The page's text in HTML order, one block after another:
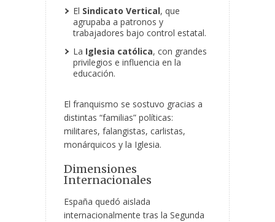
El Sindicato Vertical, que
agrupaba a patronos y
trabajadores bajo control estatal.
La Iglesia católica, con grandes
privilegios e influencia en la
educación.
El franquismo se sostuvo gracias a
distintas “familias” políticas:
militares, falangistas, carlistas,
monárquicos y la Iglesia.
Dimensiones
Internacionales
España quedó aislada
internacionalmente tras la Segunda